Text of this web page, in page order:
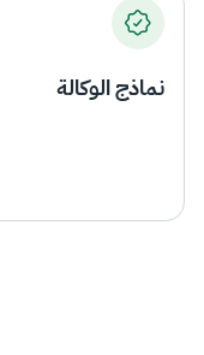
نماذج الوكالة